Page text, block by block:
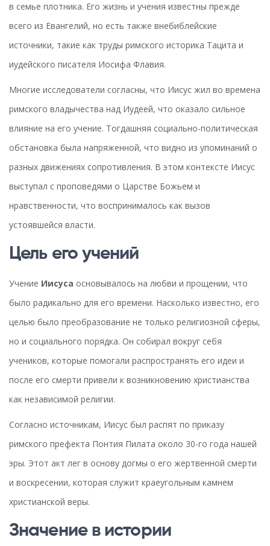
в семье плотника. Его жизнь и учения известны прежде
всего из Евангелий, но есть также внебиблейские
источники, такие как труды римского историка Тацита и
иудейского писателя Иосифа Флавия.
Многие исследователи согласны, что Иисус жил во времена
римского владычества над Иудеей, что оказало сильное
влияние на его учение. Тогдашняя социально-политическая
обстановка была напряженной, что видно из упоминаний о
разных движениях сопротивления. В этом контексте Иисус
выступал с проповедями о Царстве Божьем и
нравственности, что воспринималось как вызов
устоявшейся власти.
Цель его учений
Учение Иисуса основывалось на любви и прощении, что
было радикально для его времени. Насколько известно, его
целью было преобразование не только религиозной сферы,
но и социального порядка. Он собирал вокруг себя
учеников, которые помогали распространять его идеи и
после его смерти привели к возникновению христианства
как независимой религии.
Согласно источникам, Иисус был распят по приказу
римского префекта Понтия Пилата около 30-го года нашей
эры. Этот акт лег в основу догмы о его жертвенной смерти
и воскресении, которая служит краеугольным камнем
христианской веры.
Значение в истории